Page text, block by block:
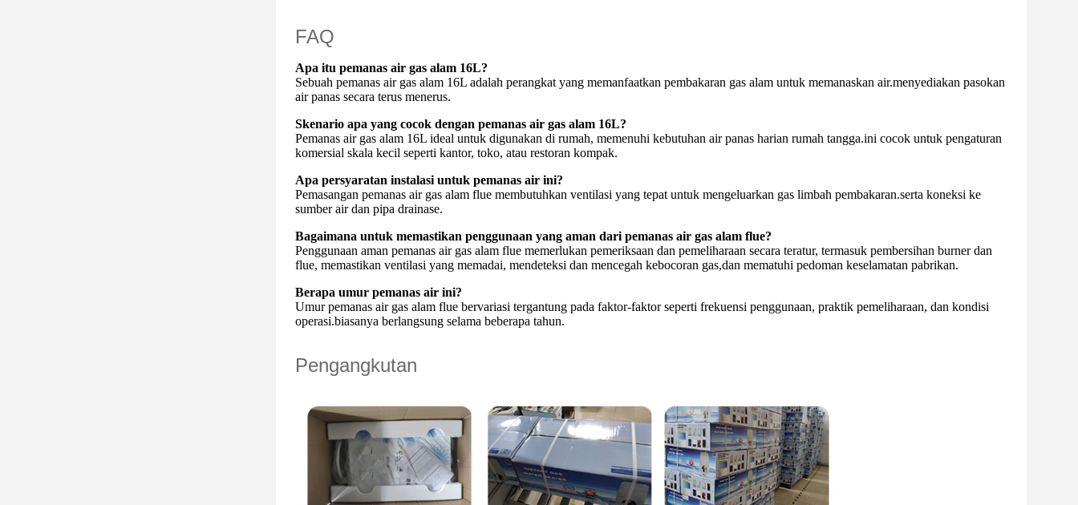
FAQ
Apa itu pemanas air gas alam 16L?
Sebuah pemanas air gas alam 16L adalah perangkat yang memanfaatkan pembakaran gas alam untuk memanaskan air.menyediakan pasokan
air panas secara terus menerus.
Skenario apa yang cocok dengan pemanas air gas alam 16L?
Pemanas air gas alam 16L ideal untuk digunakan di rumah, memenuhi kebutuhan air panas harian rumah tangga.ini cocok untuk pengaturan
komersial skala kecil seperti kantor, toko, atau restoran kompak.
Apa persyaratan instalasi untuk pemanas air ini?
Pemasangan pemanas air gas alam flue membutuhkan ventilasi yang tepat untuk mengeluarkan gas limbah pembakaran.serta koneksi ke
sumber air dan pipa drainase.
Bagaimana untuk memastikan penggunaan yang aman dari pemanas air gas alam flue?
Penggunaan aman pemanas air gas alam flue memerlukan pemeriksaan dan pemeliharaan secara teratur, termasuk pembersihan burner dan
flue, memastikan ventilasi yang memadai, mendeteksi dan mencegah kebocoran gas,dan mematuhi pedoman keselamatan pabrikan.
Berapa umur pemanas air ini?
Umur pemanas air gas alam flue bervariasi tergantung pada faktor-faktor seperti frekuensi penggunaan, praktik pemeliharaan, dan kondisi
operasi.biasanya berlangsung selama beberapa tahun.
Pengangkutan